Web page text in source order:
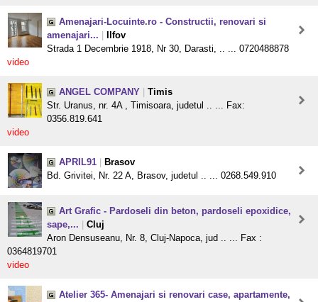
Amenajari-Locuinte.ro - Constructii, renovari si
amenajari...
Ilfov
Strada 1 Decembrie 1918, Nr 30, Darasti, .. ... 0720488878
video
ANGEL COMPANY
Timis
Str. Uranus, nr. 4A , Timisoara, judetul .. ... Fax:
0356.819.641
video
APRIL91
Brasov
Bd. Grivitei, Nr. 22 A, Brasov, judetul .. ... 0268.549.910
Art Grafic - Pardoseli din beton, pardoseli epoxidice,
sape,...
Cluj
Aron Densuseanu, Nr. 8, Cluj-Napoca, jud .. ... Fax :
0364819701
video
Atelier 365- Amenajari si renovari case, apartamente,